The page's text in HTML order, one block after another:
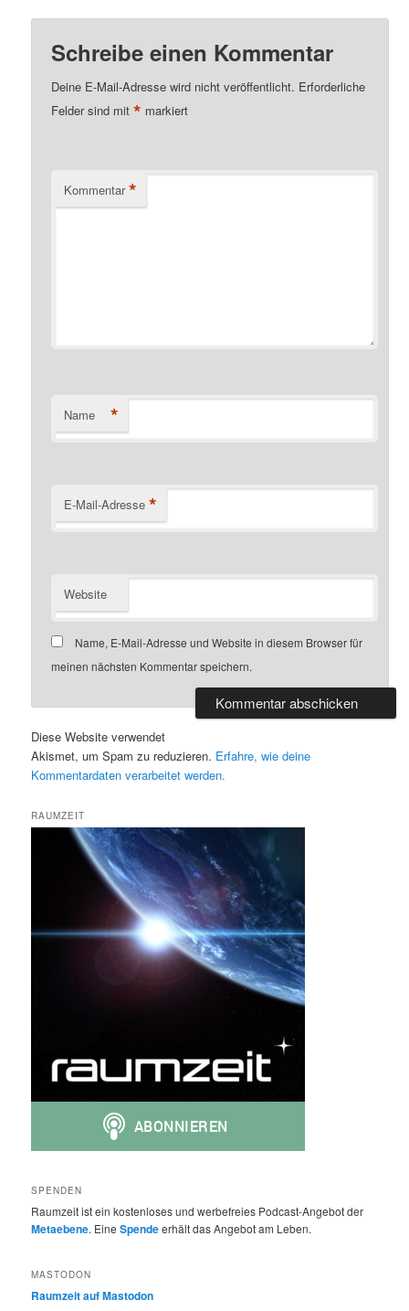
Schreibe einen Kommentar
Deine E-Mail-Adresse wird nicht veröffentlicht. Erforderliche
Felder sind mit* markiert
Kommentar *
Name *
E-Mail-Adresse *
Website
Name, E-Mail-Adresse und Website in diesem Browser für
meinen nächsten Kommentar speichern.
Diese Website verwendet
Akismet, um Spam zu reduzieren. Erfahre, wie deine
Kommentardaten verarbeitet werden.
RAUMZEIT
SPENDEN
Raumzeit ist ein kostenloses und werbefreies Podcast-Angebot der
Metaebene. EineSpendeerhält das Angebot am Leben.
MASTODON
Raumzeit auf Mastodon